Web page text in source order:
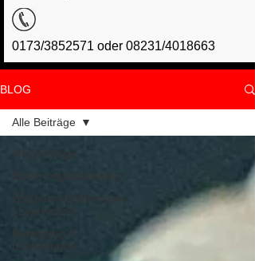
0173/3852571 oder 08231/4018663
BLOG
Alle Beiträge
Ernährungsstrategien
Entspannungstherapie
| Laufinstinkt
Bewegung &
Lauftherapie
Alle Beiträge